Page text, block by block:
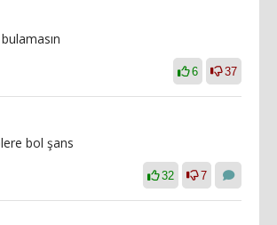
6 37
bol şans
32 7